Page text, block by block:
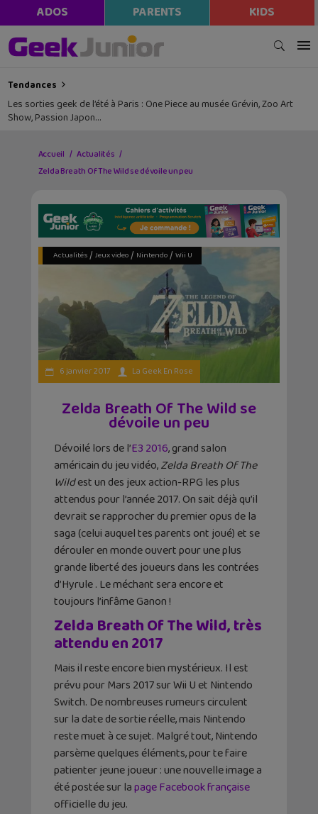
ADOS PARENTS KIDS
Tendances
Les sorties geek de l’été à Paris : One Piece au musée Grévin, Zoo Art
Show, Passion Japon…
Accueil
Actualités
Zelda Breath Of The Wild se dévoile un peu
Actualités/ Jeux video/ Nintendo/ Wii U
6 janvier 2017 La Geek En Rose
Zelda Breath Of The Wild se
dévoile un peu
Dévoilé lors de l’E3 2016, grand salon
américain du jeu vidéo,Zelda Breath Of The
Wildest un des jeux action-RPG les plus
attendus pour l’année 2017. On sait déjà qu’il
devrait se rapprocher du premier opus de la
saga (celui auquel tes parents ont joué) et se
dérouler en monde ouvert pour une plus
grande liberté des joueurs dans les contrées
d’Hyrule . Le méchant sera encore et
toujours l’infâme Ganon !
Zelda Breath Of The Wild, très
attendu en 2017
Mais il reste encore bien mystérieux. Il est
prévu pour Mars 2017 sur Wii U et Nintendo
Switch. De nombreuses rumeurs circulent
sur la date de sortie réelle, mais Nintendo
reste muet à ce sujet. Malgré tout, Nintendo
parsème quelques éléments, pour te faire
patienter jeune joueur : une nouvelle image a
été postée sur lapage Facebook française
officielle du jeu.